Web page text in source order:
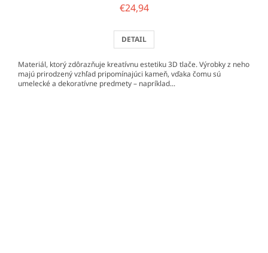
€24,94
DETAIL
Materiál, ktorý zdôrazňuje kreatívnu estetiku 3D tlače. Výrobky z neho
majú prirodzený vzhľad pripomínajúci kameň, vďaka čomu sú
umelecké a dekoratívne predmety – napríklad...